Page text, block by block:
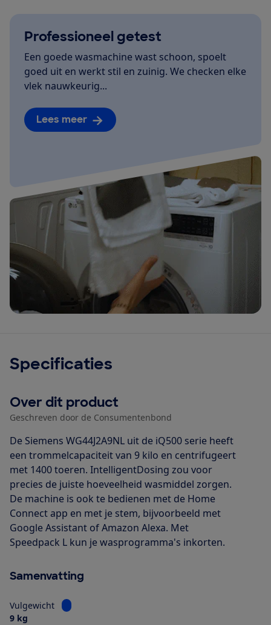
Professioneel getest
Een goede wasmachine wast schoon, spoelt
goed uit en werkt stil en zuinig. We checken elke
vlek nauwkeurig...
Lees meer
Specificaties
Over dit product
Geschreven door de Consumentenbond
De Siemens WG44J2A9NL uit de iQ500 serie heeft
een trommelcapaciteit van 9 kilo en centrifugeert
met 1400 toeren. IntelligentDosing zou voor
precies de juiste hoeveelheid wasmiddel zorgen.
De machine is ook te bedienen met de Home
Connect app en met je stem, bijvoorbeeld met
Google Assistant of Amazon Alexa. Met
Speedpack L kun je wasprogramma's inkorten.
Samenvatting
Vulgewicht
Bekijk informatie voor Vulgewicht
9 kg